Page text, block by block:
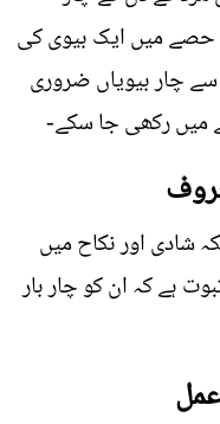
میں ایک بیوی کی
چار بیویاں ضروری
میں رکھی جا سکے-
شادی اور نکاح میں
ہے کہ ان کو چار بار